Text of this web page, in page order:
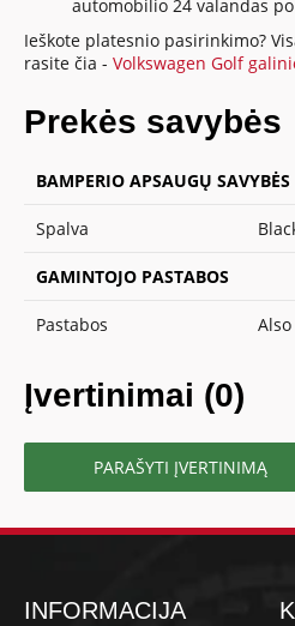
automobilio 24 valandas
Ieškote platesnio pasirinkimo?
rasite čia -Volkswagen Golf
Prekės savybės
BAMPERIO APSAUGŲ SAVYBĖS
Spalva
GAMINTOJO PASTABOS
Pastabos
Įvertinimai (0)
PARAŠYTI ĮVERTINIMĄ
INFORMACIJA